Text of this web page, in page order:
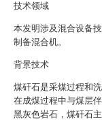
技术领域
本发明涉及混合设备
制备混合机。
背景技术
煤矸石是采煤过程和
在成煤过程中与煤层
黑灰色岩石，煤矸石